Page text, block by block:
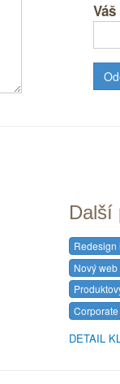
Další
Redesign
Nový
DETAIL